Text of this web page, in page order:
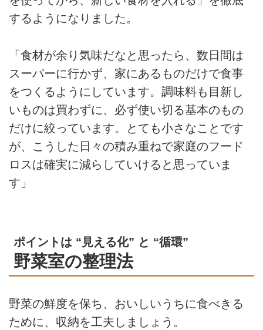
するようになりました。
「食材が余り気味だなと思ったら、数日間は
スーパーに行かず、家にあるものだけで食事
をつくるようにしています。調味料も目新し
いものは買わずに、必ず使い切る基本のもの
だけに絞っています。とても小さなことです
が、こうした日々の積み重ねで家庭のフード
ロスは確実に減らしていけると思っていま
す」
ポイントは “見える化” と “循環”
野菜室の整理法
野菜の鮮度を保ち、おいしいうちに食べきる
ために、収納を工夫しましょう。